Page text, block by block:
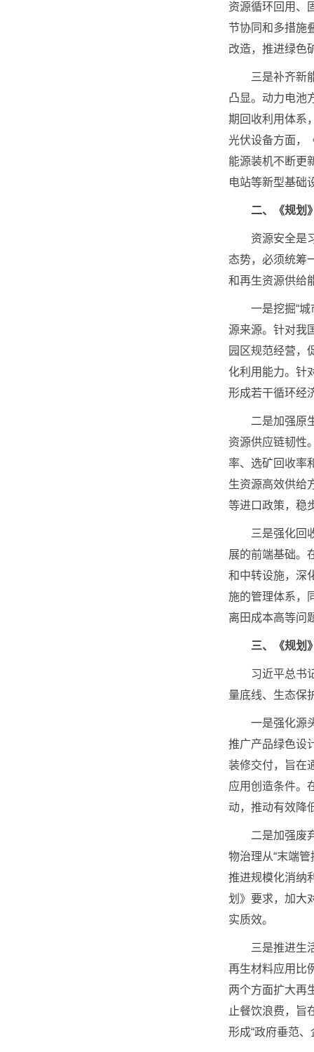
资源循环回用、
节协同和多措施
改造，推进绿色
三是补齐新能
凸显。动力电池
期回收利用体系
光伏设备方面，
能源装机不断更
电站等新型基础
二、《规划
资源安全是习
态势，必须统筹
和再生资源供给
一是挖掘“城市
源来源。针对我
园区规范经营
化利用能力。针
形成若干循环经
二是加强原生
资源供应链韧性
率、选矿回收率
生资源高效供给
等进口政策，稳
三是强化回收
展的前端基础。
和中转设施，深
施的管理体系，
离田成本高等问
三、《规划
习近平总书记
量底线、生态保
一是强化源头
推广产品绿色设
装修交付，旨在
应用创造条件。
动，推动有效降
二是加强废弃
物治理从“末端
推进规模化消纳
划》要求，加大
实质效。
三是推进生活
再生材料应用比
两个方面扩大再
止餐饮浪费，旨
形成“政府垂范